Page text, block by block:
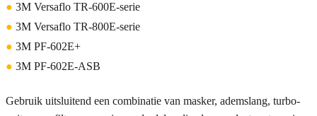
● 3M Versaflo TR-600E-serie
● 3M Versaflo TR-800E-serie
● 3M PF-602E+
● 3M PF-602E-ASB
Gebruik uitsluitend een combinatie van masker, ademslang, turbo-